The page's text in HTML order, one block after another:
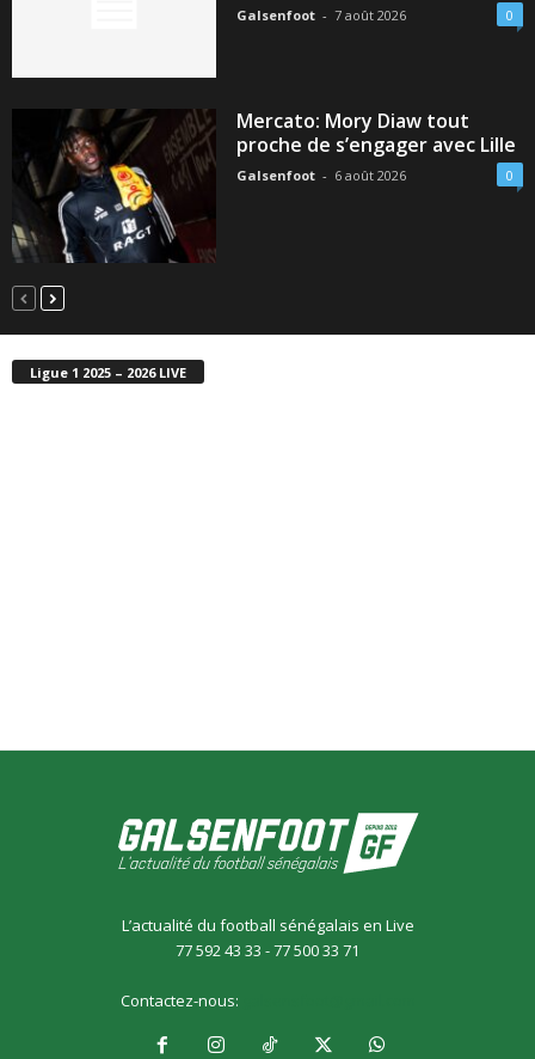
Galsenfoot - 7 août 2026 0
Mercato: Mory Diaw tout
proche de s’engager avec Lille
Galsenfoot - 6 août 2026 0
Ligue 1 2025 – 2026 LIVE
L’actualité du football sénégalais en Live
77 592 43 33 - 77 500 33 71
Contactez-nous: